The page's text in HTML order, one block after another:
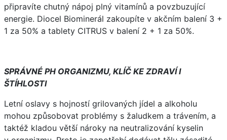
připravíte chutný nápoj plný vitamínů a povzbuzující
energie. Diocel Biominerál zakoupíte v akčním balení 3 +
1 za 50% a tablety CITRUS v balení 2 + 1 za 50%.
SPRÁVNÉ PH ORGANIZMU, KLÍČ KE ZDRAVÍ I
ŠTÍHLOSTI
Letní oslavy s hojností grilovaných jídel a alkoholu
mohou způsobovat problémy s žaludkem a trávením, a
taktéž kladou větší nároky na neutralizování kyselin